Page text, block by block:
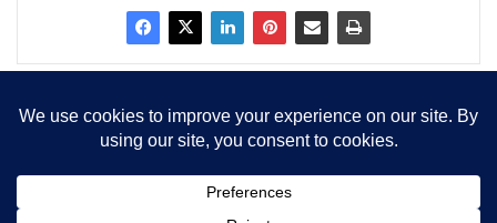
Copyright © 2015-2025, Sva prava zadržana | LBS Team d.o.o.
Facebook
X LinkedIn